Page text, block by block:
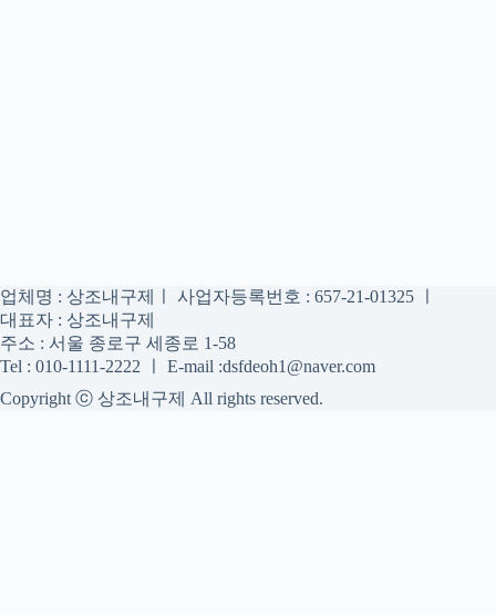
업체명 : 상조내구제ㅣ 사업자등록번호 : 657-21-01325 ㅣ
대표자 : 상조내구제
주소 : 서울 종로구 세종로 1-58
Tel : 010-1111-2222 ㅣ E-mail :dsfdeoh1@naver.com
Copyright ⓒ 상조내구제 All rights reserved.